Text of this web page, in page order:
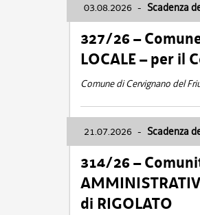
03.08.2026 - Scadenza
327/26 –
LOCALE – per il
Comune di Cervignano del
21.07.2026 - Scadenza
314/26 –
di RIGOLATO